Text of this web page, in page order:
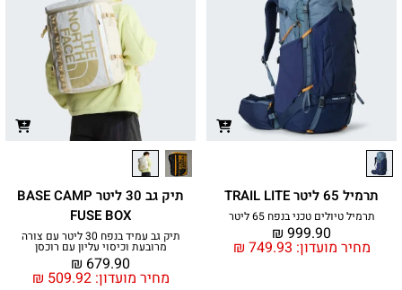
תרמיל 65 ליטר TRAIL LITE
תרמיל טיולים טכני בנפח 65 ליטר
מחיר מועדון: ₪ 749.93
₪ 999.90
תיק גב 30 ליטר BASE CAMP
FUSE BOX
תיק גב עמיד בנפח 30 ליטר עם צורה
מרובעת וכיסוי עליון עם רוכסן
מחיר מועדון: ₪ 509.92
₪ 679.90